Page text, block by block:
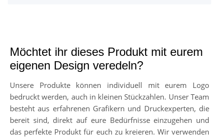
Möchtet ihr dieses Produkt mit eurem
eigenen Design veredeln?
Unsere Produkte können individuell mit eurem Logo
bedruckt werden, auch in kleinen Stückzahlen. Unser Team
besteht aus erfahrenen Grafikern und Druckexperten, die
bereit sind, direkt auf eure Bedürfnisse einzugehen und
das perfekte Produkt für euch zu kreieren. Wir verwenden